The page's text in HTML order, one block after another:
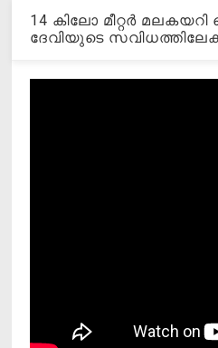
14 കിലോ മീറ്റര്‍
ദേവിയുടെ